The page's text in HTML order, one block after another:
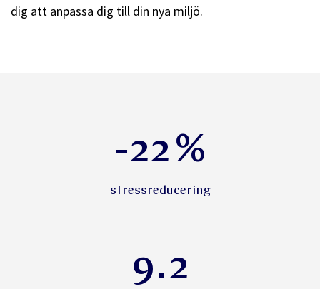
dig att anpassa dig till din nya miljö.
-22 %
stressreducering
9.2